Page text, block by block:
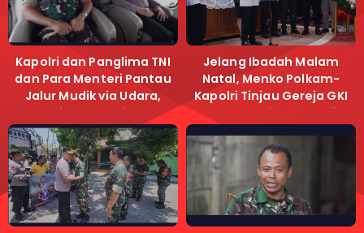
Kapolri dan Panglima TNI
dan Para Menteri Pantau
Jalur Mudik via Udara,
Pastikan Lalu Lintas
Lancar
Jelang Ibadah Malam
Natal, Menko Polkam-
Kapolri Tinjau Gereja GKI
Samanhudi dan Gereja